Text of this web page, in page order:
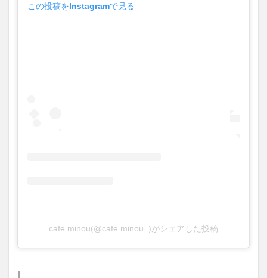
この投稿をInstagramで見る
cafe minou(@cafe.minou_)がシェアした投稿